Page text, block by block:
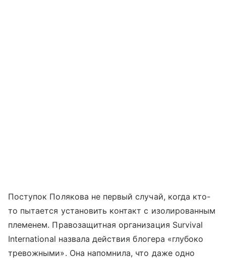
Поступок Полякова не первый случай, когда кто-
то пытается установить контакт с изолированным
племенем. Правозащитная организация Survival
International назвала действия блогера «глубоко
тревожными». Она напомнила, что даже одно